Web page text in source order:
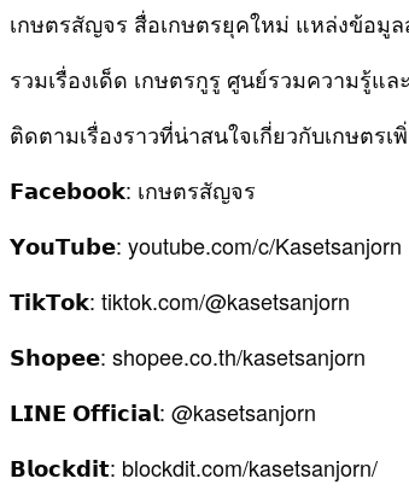
เกษตรสัญจร สื่อเกษตรยุคใหม่ แหล่งข้อมู
รวมเรื่องเด็ด เกษตรกูรู ศูนย์รวมความรู้แ
ติดตามเรื่องราวที่น่าสนใจเกี่ยวกับเกษตรเ
𝗙𝗮𝗰𝗲𝗯𝗼𝗼𝗸: เกษตรสัญจร
𝗬𝗼𝘂𝗧𝘂𝗯𝗲: youtube.com/c/Kasetsanjorn
𝗧𝗶𝗸𝗧𝗼𝗸: tiktok.com/@kasetsanjorn
𝗦𝗵𝗼𝗽𝗲𝗲: shopee.co.th/kasetsanjorn
𝗟𝗜𝗡𝗘 𝗢𝗳𝗳𝗶𝗰𝗶𝗮𝗹: @kasetsanjorn
𝗕𝗹𝗼𝗰𝗸𝗱𝗶𝘁: blockdit.com/kasetsanjorn/